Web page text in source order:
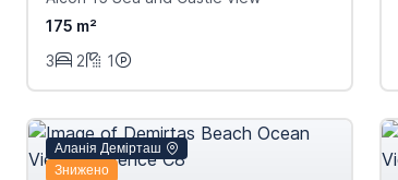
175 m²
3
2 1
Аланія Демірташ
Знижено